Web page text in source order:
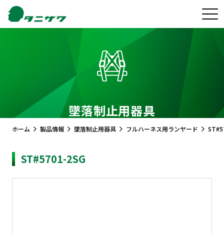
墜落制止用器具
ホーム 製品情報 墜落制止用器具 フルハーネス用ランヤード
ST#5701-2SG